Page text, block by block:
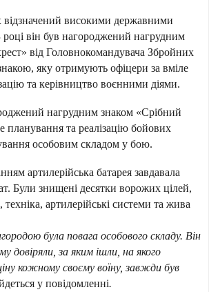
високими державними
він був нагороджений нагрудним
від Головнокомандувача Збройних
яку отримують офіцери за вміле
та керівництво воєнними діями.
нагрудним знаком «Срібний
планування та реалізацію бойових
особовим складом у бою.
артилерійська батарея завдавала
Були знищені десятки ворожих цілей,
артилерійські системи та жива
була повага особового складу. Він
довіряли, за яким ішли, на якого
кожному своєму воїну, завжди був
у повідомленні.